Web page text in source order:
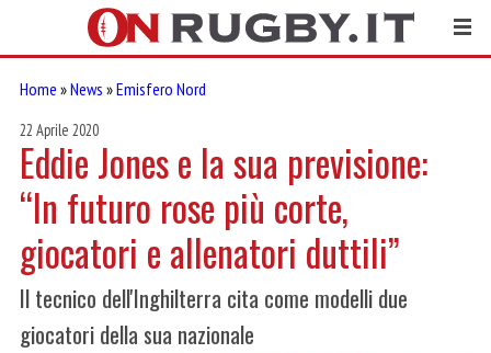
Home »News »Emisfero Nord
22 Aprile 2020
Eddie Jones e la sua previsione:
“In futuro rose più corte,
giocatori e allenatori duttili”
Il tecnico dell'Inghilterra cita come modelli due
giocatori della sua nazionale